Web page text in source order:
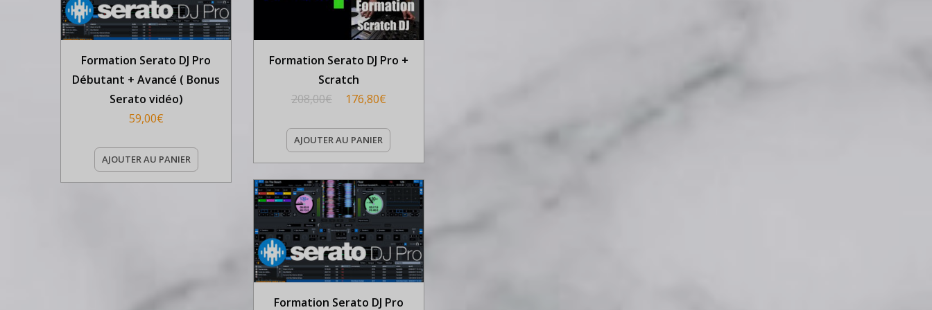
Formation Serato DJ Pro
Débutant + Avancé ( Bonus
Serato vidéo)
59,00€
AJOUTER AU PANIER
Formation Serato DJ Pro +
Scratch
208,00€ 176,80€
AJOUTER AU PANIER
Formation Serato DJ Pro